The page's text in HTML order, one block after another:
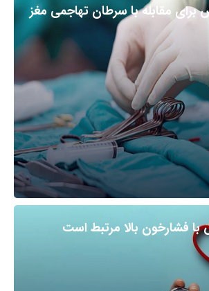
مقابله با سرطان تهاجمی مغز
فشارخون بالا مرتبط است